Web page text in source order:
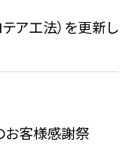
テア工法）を更新し
お客様感謝祭